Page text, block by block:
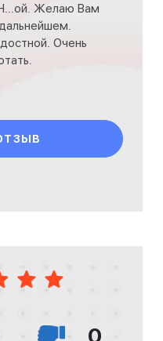
Желаю Вам
Очень
0